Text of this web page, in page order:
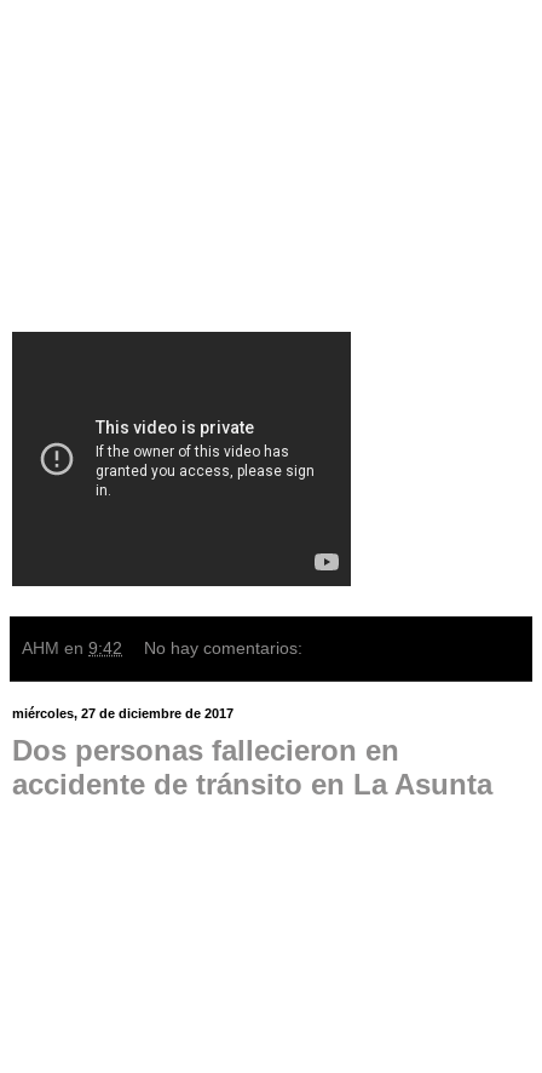
AHM en 9:42 No hay comentarios:
miércoles, 27 de diciembre de 2017
Dos personas fallecieron en
accidente de tránsito en La Asunta